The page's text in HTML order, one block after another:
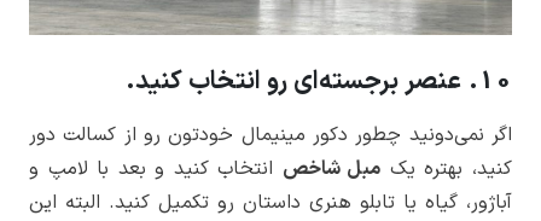
10. عنصر برجسته‌ای رو انتخاب کنید.
اگر نمی‌دونید چطور دکور مینیمال خودتون رو از کسالت دور
کنید، بهتره یک مبل شاخص انتخاب کنید و بعد با لامپ و
آباژور، گیاه یا تابلو هنری داستان رو تکمیل کنید. البته این